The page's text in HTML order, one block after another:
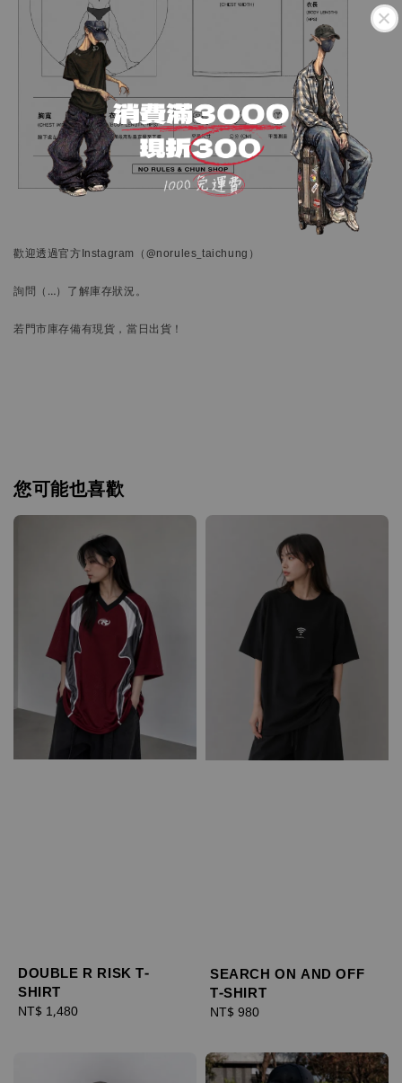
歡迎透過官方Instagram （@norules_taichung）
詢問 （…） 了解庫存狀況。
若門市庫存備有現貨，當日出貨！
您可能也喜歡
DOUBLE R RISK T-
SHIRT
Regular
NT$ 1,480
SEARCH ON AND OFF
T-SHIRT
Regular
NT$ 980